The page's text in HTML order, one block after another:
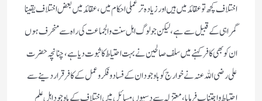
اختلاف کچھ تو عقائد میں ہیں اور زیادہ تر عملی احکام میں ،عقائد میں بعض اختلاف یقینا
گمراہی کے قبیل سے ہے ،لیکن جو لوگ اہل سنت والجماعت کی راہ سے منحرف ہوں
ان کو بھی کافر کہنے میں سلف صالحین نے بہت احتیاط کا ثبوت دیا ہے ،چنانچہ حضرت
علی رضی اللہ عنہ نے خوارج کو باوجود ان کے فساد و فکر و عمل کے کافر قرار دینے سے